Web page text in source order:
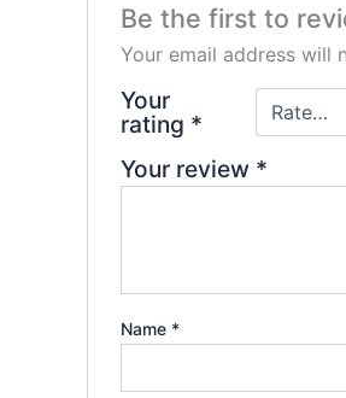
Be the first to
Your email address will
Your
rating *
Your review *
Name *